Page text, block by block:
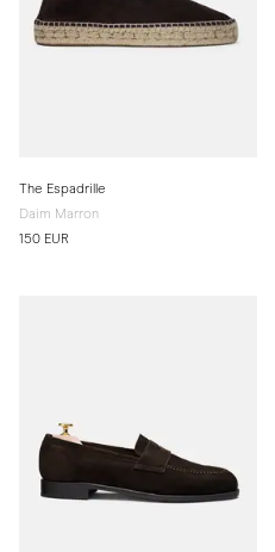
The Espadrille
Daim Marron
150 EUR